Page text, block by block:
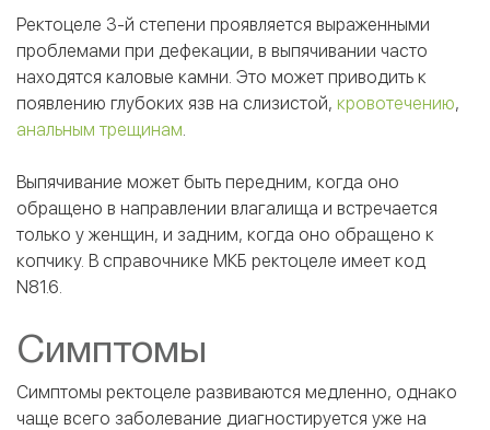
Ректоцеле 3-й степени проявляется выраженными
проблемами при дефекации, в выпячивании часто
находятся каловые камни. Это может приводить к
появлению глубоких язв на слизистой, кровотечению,
анальным трещинам.
Выпячивание может быть передним, когда оно
обращено в направлении влагалища и встречается
только у женщин, и задним, когда оно обращено к
копчику. В справочнике МКБ ректоцеле имеет код
N81.6.
Симптомы
Симптомы ректоцеле развиваются медленно, однако
чаще всего заболевание диагностируется уже на